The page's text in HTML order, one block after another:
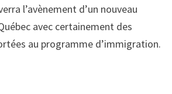
l’avènement d’un nouveau
avec certainement des
au programme d’immigration.